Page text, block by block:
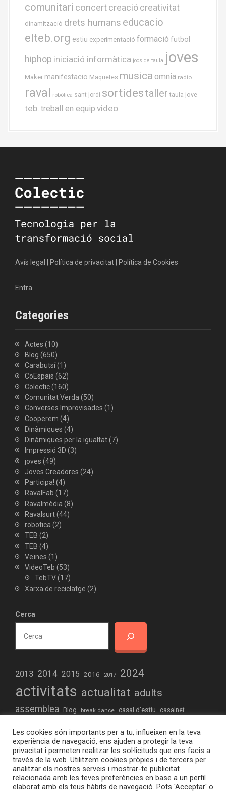
comunitari concertcreació creativitat
dinamització drets humans educacio
elteb.org estiu experimentació formació futbol
hiphop iniciació informàtica jocs de taula joves
Maker manifestacio Maquetes musica omnia radio
raval robòtica sant jordi sortidestaller taula jove
teb. treball en equip video
Avís legal Política de privacitat Política de Cookies
Entra
Categories
Actes (10)
Blog (650)
Carabutsí(1)
CoEspais (62)
Colectic(160)
Comunitat Verda (50)
Converses Improvisades (1)
Cooperem (4)
Dinàmiques (4)
Dinàmiques per la igualtat(7)
Impressió 3D (3)
joves (49)
Joves Creadores (24)
Participa! (4)
RavalFab (17)
Ravalmèdia (8)
Ravalsurt(44)
robotica (2)
TEB (2)
TEB (4)
Veïnes (1)
VideoTeb (53)
TebTV(17)
Xarxa de reciclatge (2)
Cerca
2013 2014 2015 2016 2017 2024
activitats actualitat adults
assemblea Blog break dance casal d'estiu casalnet
dinamització drets humans educacio
elteb.org estiu experimentació formació futbol
hiphop iniciació informàtica jocs de taula joves
Les cookies són importants per a tu, influeixen en la teva
experiència de navegació, ens ajuden a protegir la teva
privacitat i permeten realitzar les sol·licituds que ens facis a
través de la web. Utilitzem cookies pròpies i de tercers per
analitzar els nostres serveis i mostrar-te publicitat
relacionada amb les teves preferències en base a un perfil
elaborat amb els teus hàbits de navegació. Pots 'Acceptar' o